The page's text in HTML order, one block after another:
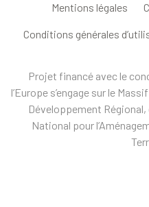
Mentions légales
Conditions générales
Projet financé avec le
l’Europe s’engage sur le
Développement
National pour